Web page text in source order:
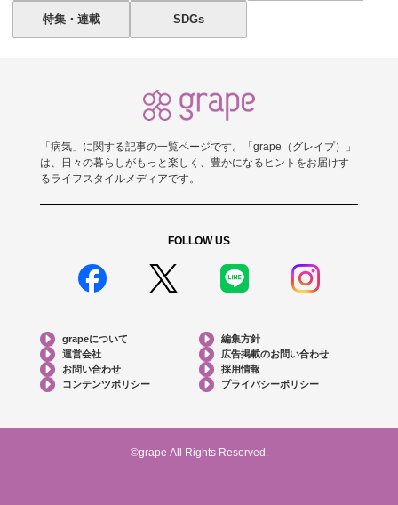
特集・連載 SDGs
「病気」に関する記事の一覧ページです。「grape（グレイプ）」
は、日々の暮らしがもっと楽しく、豊かになるヒントをお届けす
るライフスタイルメディアです。
FOLLOW US
grapeについて
編集方針
運営会社
広告掲載のお問い合わせ
お問い合わせ
採用情報
コンテンツポリシー
プライバシーポリシー
©grape All Rights Reserved.